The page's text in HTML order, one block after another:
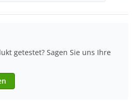
getestet? Sagen Sie uns Ihre